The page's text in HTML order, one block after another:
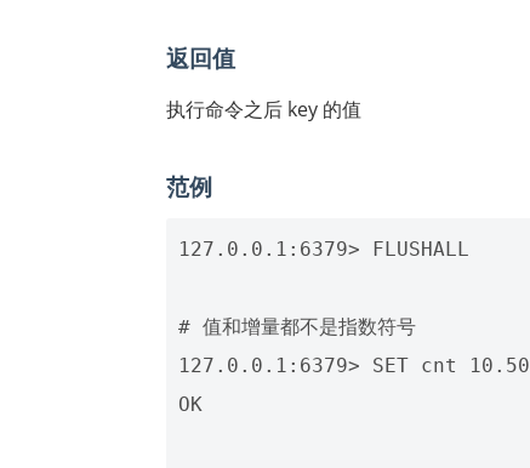
返回值
执行命令之后 key 的值
范例
127.0.0.1:6379> FLUSHALL
# 值和增量都不是指数符号
127.0.0.1:6379> SET cnt 10.50
OK